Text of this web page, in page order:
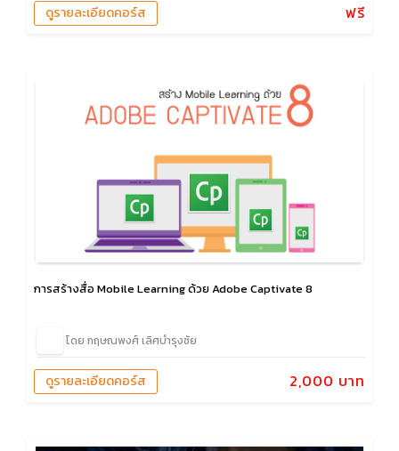
ฟรี
ดูรายละเอียดคอร์ส
การสร้างสื่อ Mobile Learning ด้วย Adobe Captivate 8
โดย กฤษณพงศ์ เลิศบำรุงชัย
2,000 บาท
ดูรายละเอียดคอร์ส